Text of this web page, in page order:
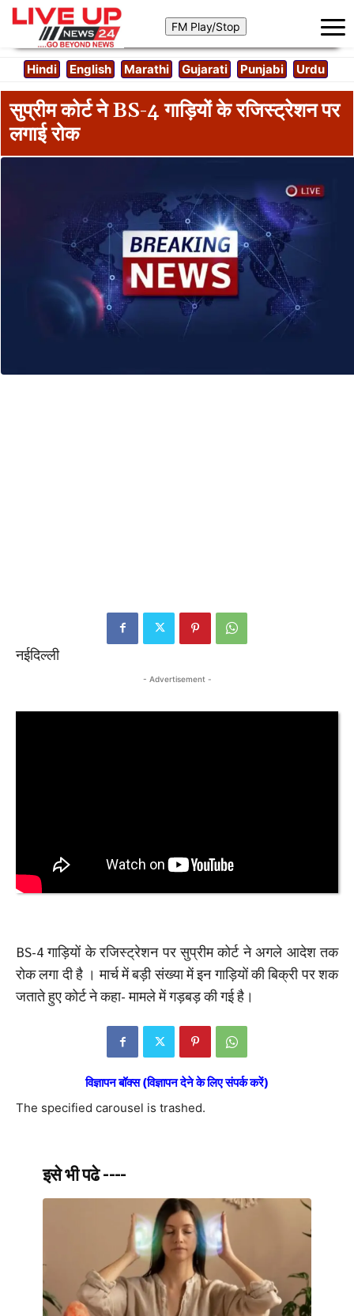
Hindi English Marathi Gujarati Punjabi Urdu
सुप्रीम कोर्ट ने BS-4 गाड़ियों के रजिस्ट्रेशन पर
लगाई रोक
नईदिल्ली
- Advertisement -
BS-4 गाड़ियों के रजिस्ट्रेशन पर सुप्रीम कोर्ट ने अगले आदेश तक
रोक लगा दी है । मार्च में बड़ी संख्या में इन गाड़ियों की बिक्री पर शक
जताते हुए कोर्ट ने कहा- मामले में गड़बड़ की गई है।
विज्ञापन बॉक्स (विज्ञापन देने के लिए संपर्क करें)
The specified carousel is trashed.
इसे भी पढे ----